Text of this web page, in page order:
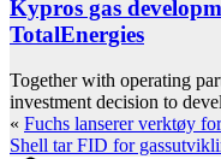
Kypros gas
TotalEnergies
Together with operating
investment decision to
« Fuchs lanserer verktøy
Shell tar FID for